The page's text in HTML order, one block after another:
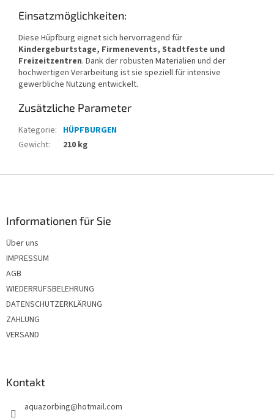
Einsatzmöglichkeiten:
Diese Hüpfburg eignet sich hervorragend für
Kindergeburtstage, Firmenevents, Stadtfeste und
Freizeitzentren. Dank der robusten Materialien und der
hochwertigen Verarbeitung ist sie speziell für intensive
gewerbliche Nutzung entwickelt.
Zusätzliche Parameter
Kategorie: HÜPFBURGEN
Gewicht: 210 kg
Informationen für Sie
Über uns
IMPRESSUM
AGB
WIEDERRUFSBELEHRUNG
DATENSCHUTZERKLÄRUNG
ZAHLUNG
VERSAND
Kontakt
aquazorbing@hotmail.com